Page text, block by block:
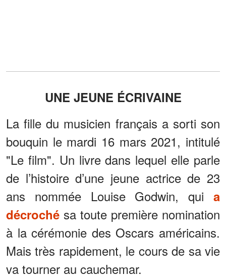
UNE JEUNE ÉCRIVAINE
La fille du musicien français a sorti son
bouquin le mardi 16 mars 2021, intitulé
"Le film". Un livre dans lequel elle parle
de l’histoire d’une jeune actrice de 23
ans nommée Louise Godwin, qui a
décroché sa toute première nomination
à la cérémonie des Oscars américains.
Mais très rapidement, le cours de sa vie
va tourner au cauchemar.